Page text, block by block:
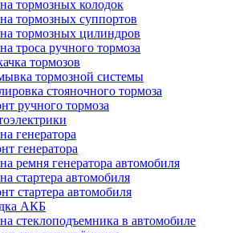
тормозных колодок
тормозных суппортов
тормозных цилиндров
троса ручного тормоза
тормозов
тормозной системы
стояночного тормоза
ручного тормоза
генератора
генератора
ремня генератора автомобиля
стартера автомобиля
стартера автомобиля
АКБ
стеклоподъемника в автомобиле